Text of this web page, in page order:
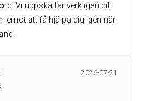
Vi uppskattar verkligen ditt
emot att få hjälpa dig igen när
2026-07-21